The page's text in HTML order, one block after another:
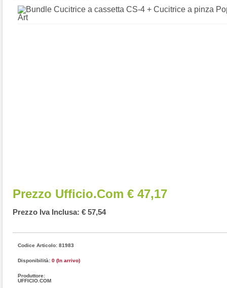
Prezzo Ufficio.com € 47,17
Prezzo Iva Inclusa: € 57,54
Codice Articolo: 81983
Disponibilità: 0 (In arrivo)
Produttore:
UFFICIO.COM